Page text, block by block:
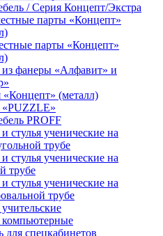
/ Серия Концепт/Экстра
парты «Концепт»
парты «Концепт»
фанеры «Алфавит» и
«Концепт» (металл)
PROFF
стулья ученические на
трубе
стулья ученические на
трубе
стулья ученические на
трубе
для спецкабинетов